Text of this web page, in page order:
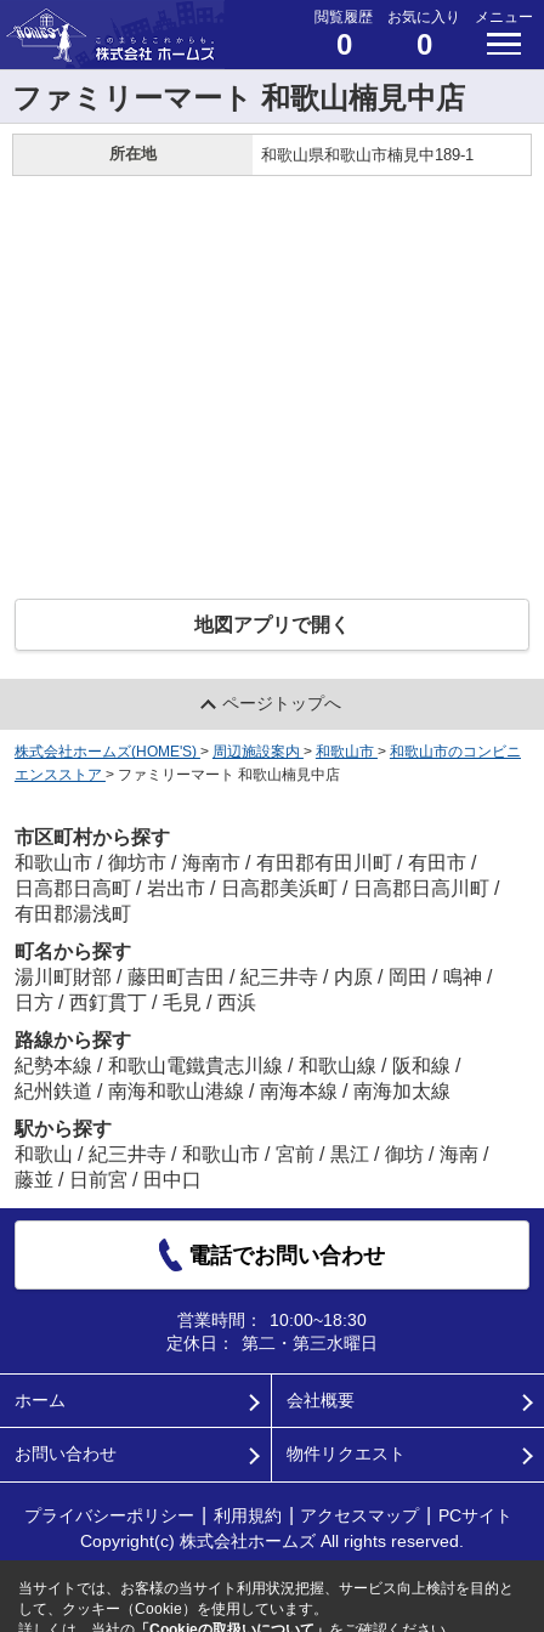
閲覧履歴
0
お気に入り
0
メニュー
ファミリーマート 和歌山楠見中店
所在地 和歌山県和歌山市楠見中189-1
地図アプリで開く
ページトップへ
株式会社ホームズ(HOME'S) > 周辺施設案内 > 和歌山市 > 和歌山市のコンビニ
エンスストア > ファミリーマート 和歌山楠見中店
市区町村から探す
和歌山市 / 御坊市 / 海南市 / 有田郡有田川町 / 有田市 /
日高郡日高町 / 岩出市 / 日高郡美浜町 / 日高郡日高川町 /
有田郡湯浅町
町名から探す
湯川町財部 / 藤田町吉田 / 紀三井寺 / 内原 / 岡田 / 鳴神 /
日方 / 西釘貫丁 / 毛見 / 西浜
路線から探す
紀勢本線 / 和歌山電鐵貴志川線 / 和歌山線 / 阪和線 /
紀州鉄道 / 南海和歌山港線 / 南海本線 / 南海加太線
駅から探す
和歌山 / 紀三井寺 / 和歌山市 / 宮前 / 黒江 / 御坊 / 海南 /
藤並 / 日前宮 / 田中口
電話でお問い合わせ
営業時間：
10:00~18:30
定休日：
第二・第三水曜日
ホーム 会社概要
お問い合わせ 物件リクエスト
プライバシーポリシー 利用規約 アクセスマップ
PCサイト
Copyright(c) 株式会社ホームズ All rights reserved.
当サイトでは、お客様の当サイト利用状況把握、サービス向上検討を目的と
して、クッキー（Cookie）を使用しています。